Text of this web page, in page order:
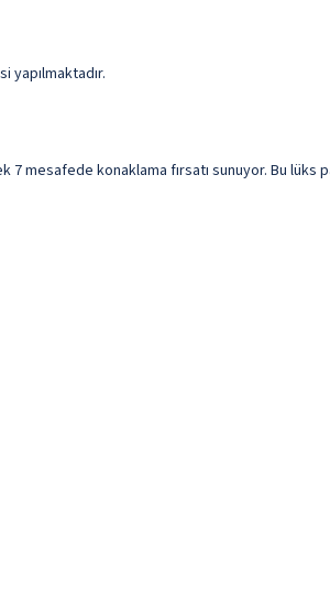
yapılmaktadır.
mesafede konaklama fırsatı sunuyor. Bu lüks